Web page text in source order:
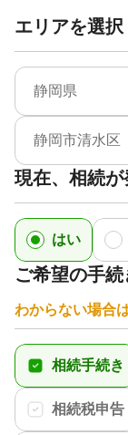
エリアを選択
静岡県
静岡市清水区
現在、相続が
はい
ご希望の手
わからない場合
相続手続き
相続税申告